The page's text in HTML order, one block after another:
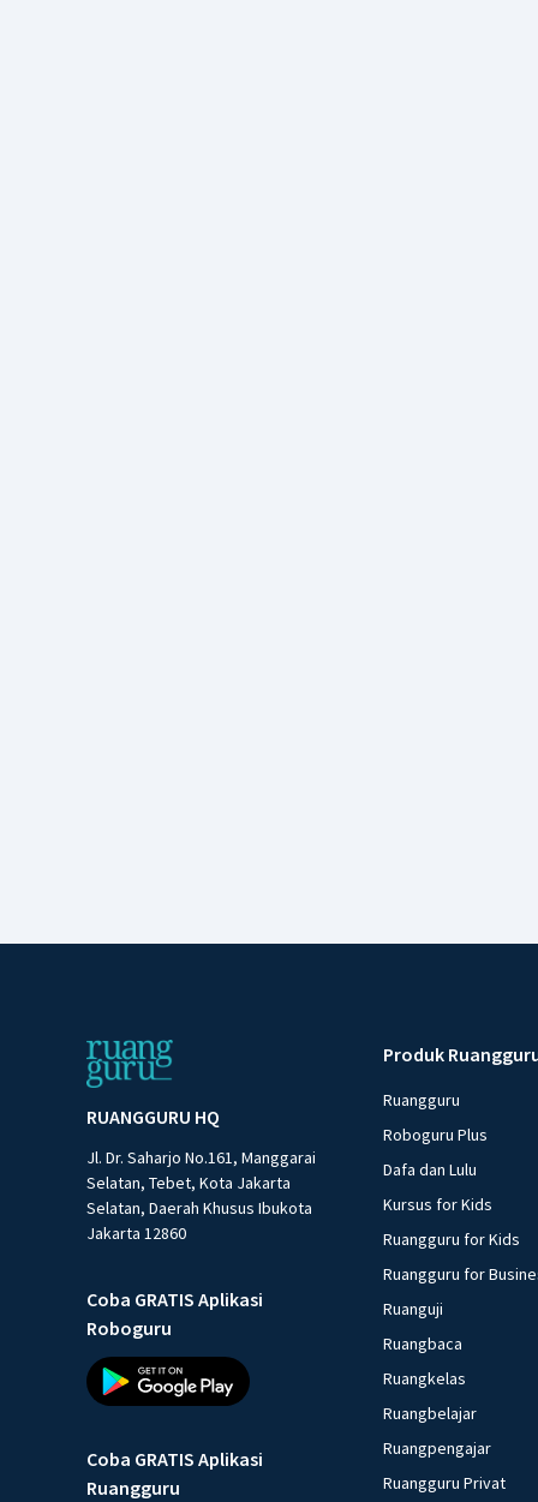
RUANGGURU HQ
Jl. Dr. Saharjo No.161, Manggarai
Selatan, Tebet, Kota Jakarta
Selatan, Daerah Khusus Ibukota
Jakarta 12860
Coba GRATIS Aplikasi
Roboguru
Coba GRATIS Aplikasi
Ruangguru
Produk
Ruangguru
Roboguru Plus
Dafa dan Lulu
Kursus for Kids
Ruangguru for Kids
Ruangguru for
Ruanguji
Ruangbaca
Ruangkelas
Ruangbelajar
Ruangpengajar
Ruangguru Privat